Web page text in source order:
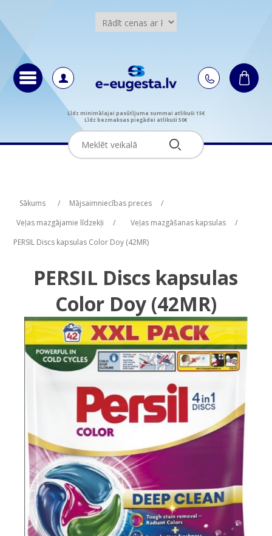
Līdz minimālajai pasūtījuma summai atlikuši 15€
Līdz bezmaksas piegādei atlikuši 50€
Sākums / Mājsaimniecības preces
/
Veļas mazgājamie līdzekļi
/ Veļas mazgāšanas kapsulas
/
PERSIL Discs kapsulas Color Doy (42MR)
PERSIL Discs kapsulas
Color Doy (42MR)